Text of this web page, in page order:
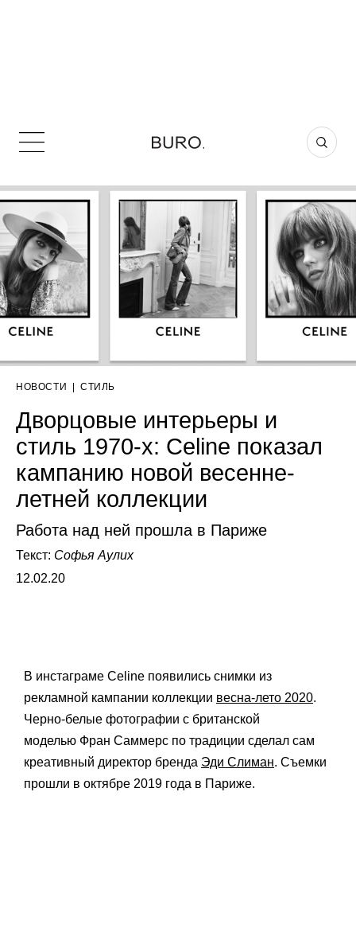
НОВОСТИ СТИЛЬ
Дворцовые интерьеры и
стиль 1970-х: Celine показал
кампанию новой весенне-
летней коллекции
Работа над ней прошла в Париже
Текст: Софья Аулих
12.02.20
В инстаграме Celine появились снимки из
рекламной кампании коллекции весна-лето 2020.
Черно-белые фотографии с британской
моделью Фран Саммерс по традиции сделал сам
креативный директор бренда Эди Слиман. Съемки
прошли в октябре 2019 года в Париже.